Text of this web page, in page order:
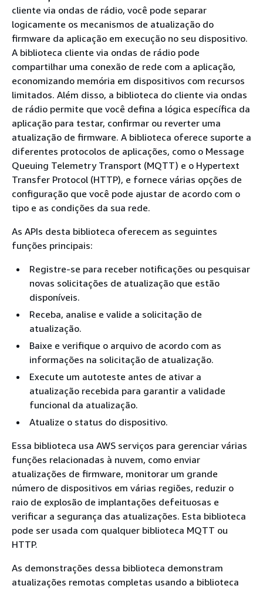
cliente via ondas de rádio, você pode separar
logicamente os mecanismos de atualização do
firmware da aplicação em execução no seu dispositivo.
A biblioteca cliente via ondas de rádio pode
compartilhar uma conexão de rede com a aplicação,
economizando memória em dispositivos com recursos
limitados. Além disso, a biblioteca do cliente via ondas
de rádio permite que você defina a lógica específica da
aplicação para testar, confirmar ou reverter uma
atualização de firmware. A biblioteca oferece suporte a
diferentes protocolos de aplicações, como o Message
Queuing Telemetry Transport (MQTT) e o Hypertext
Transfer Protocol (HTTP), e fornece várias opções de
configuração que você pode ajustar de acordo com o
tipo e as condições da sua rede.
As APIs desta biblioteca oferecem as seguintes
funções principais:
Registre-se para receber notificações ou pesquisar
novas solicitações de atualização que estão
disponíveis.
Receba, analise e valide a solicitação de
atualização.
Baixe e verifique o arquivo de acordo com as
informações na solicitação de atualização.
Execute um autoteste antes de ativar a
atualização recebida para garantir a validade
funcional da atualização.
Atualize o status do dispositivo.
Essa biblioteca usa AWS serviços para gerenciar várias
funções relacionadas à nuvem, como enviar
atualizações de firmware, monitorar um grande
número de dispositivos em várias regiões, reduzir o
raio de explosão de implantações defeituosas e
verificar a segurança das atualizações. Esta biblioteca
pode ser usada com qualquer biblioteca MQTT ou
HTTP.
As demonstrações dessa biblioteca demonstram
atualizações remotas completas usando a biblioteca